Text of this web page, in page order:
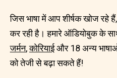
जिस भाषा में आप शीर्षक खोज रहे
कर रही है। हमारे ऑडियोबुक के
जर्मन,कोरियाईऔर 18 अन्य
को तेजी से बढ़ा सकते हैं!